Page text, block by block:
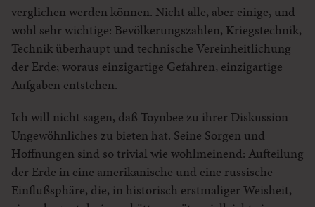
verglichen werden können. Nicht alle, aber einige, und
wohl sehr wichtige: Bevölkerungszahlen, Kriegstechnik,
Technik überhaupt und technische Vereinheitlichung
der Erde; woraus einzigartige Gefahren, einzigartige
Aufgaben entstehen.
Ich will nicht sagen, daß Toynbee zu ihrer Diskussion
Ungewöhnliches zu bieten hat. Seine Sorgen und
Hoffnungen sind so trivial wie wohlmeinend: Aufteilung
der Erde in eine amerikanische und eine russische
Einflußsphäre, die, in historisch erstmaliger Weisheit,